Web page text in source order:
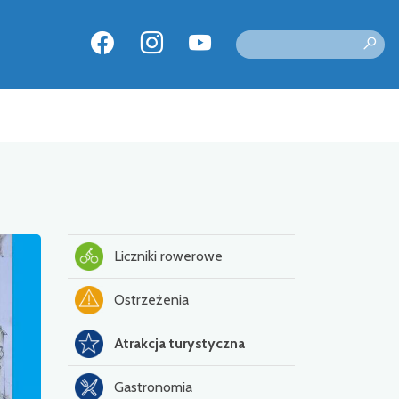
Liczniki rowerowe
Ostrzeżenia
Atrakcja turystyczna
Gastronomia